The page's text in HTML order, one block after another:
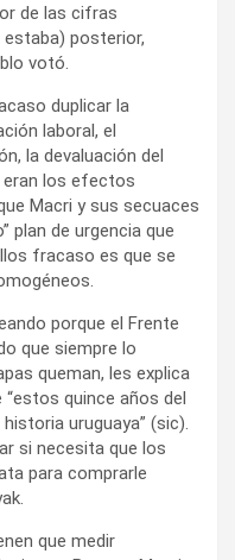
de las cifras
estaba) posterior,
votó.
duplicar la
laboral, el
la devaluación del
eran los efectos
Macri y sus secuaces
plan de urgencia que
fracaso es que se
porque el Frente
que siempre lo
queman, les explica
quince años del
uruguaya” (sic).
si necesita que los
para comprarle
que medir